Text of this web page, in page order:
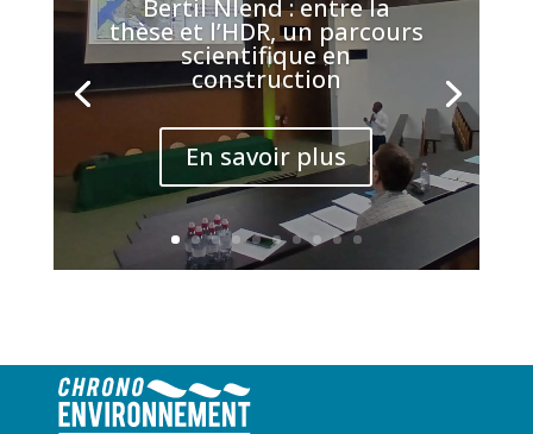
Bertil Nlend : entre la
thèse et l’HDR, un parcours
scientifique en
construction
En savoir plus